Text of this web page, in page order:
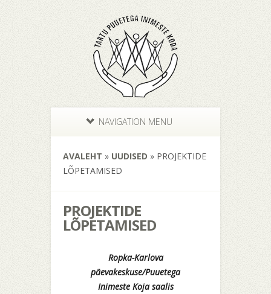
NAVIGATION MENU
AVALEHT » UUDISED » PROJEKTIDE
LÕPETAMISED
PROJEKTIDE
LÕPETAMISED
Ropka-Karlova
päevakeskuse/Puuetega
Inimeste Koja saalis